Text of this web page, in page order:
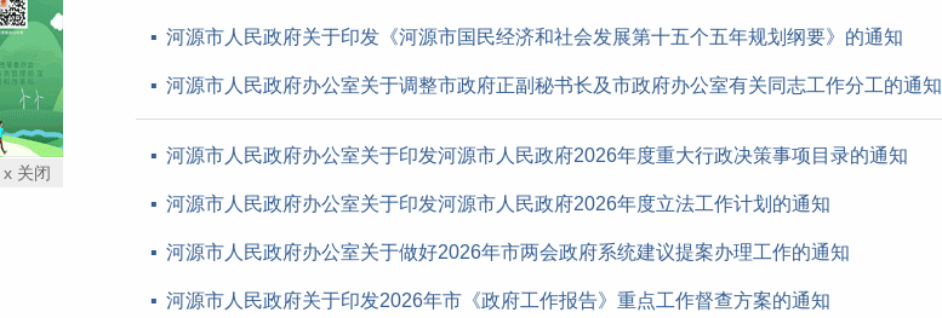
河源市人民政府关于印发《河源市国民经济和社会发展第十五个五年规划纲要》的通知
河源市人民政府办公室关于调整市政府正副秘书长及市政府办公室有关同志工作分工的通知
河源市人民政府办公室关于印发河源市人民政府2026年度重大行政决策事项目录的通知
河源市人民政府办公室关于印发河源市人民政府2026年度立法工作计划的通知
河源市人民政府办公室关于做好2026年市两会政府系统建议提案办理工作的通知
河源市人民政府关于印发2026年市《政府工作报告》重点工作督查方案的通知
x 关闭